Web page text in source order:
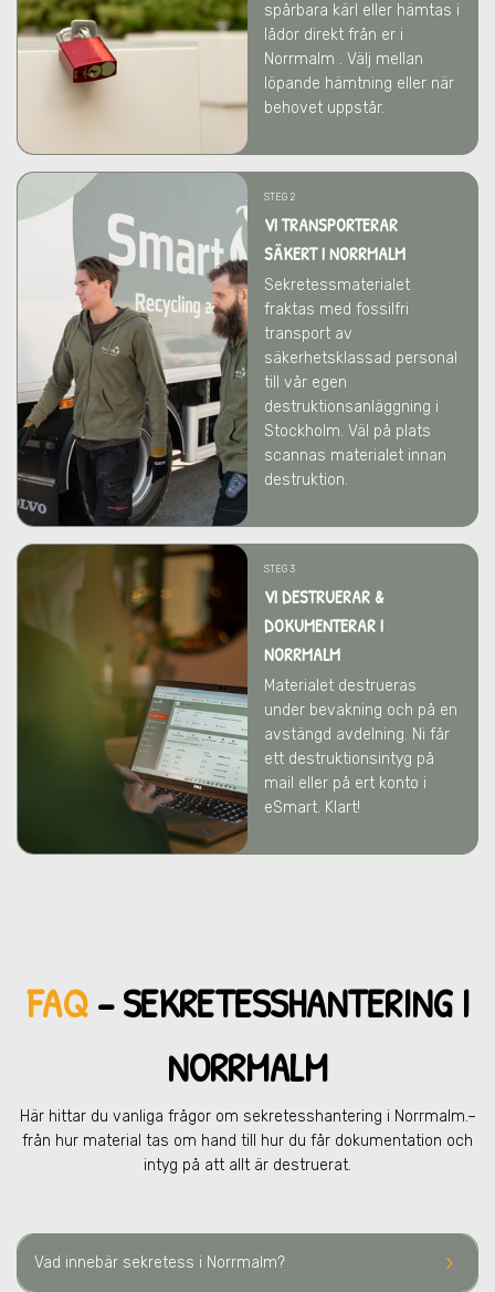
spårbara kärl eller hämtas i
lådor direkt från er i
Norrmalm . Välj mellan
löpande hämtning eller när
behovet uppstår.
STEG 2
VI TRANSPORTERAR
SÄKERT I NORRMALM
Sekretessmaterialet
fraktas med fossilfri
transport av
säkerhetsklassad personal
till vår egen
destruktionsanläggning i
Stockholm. Väl på plats
scannas materialet innan
destruktion.
STEG 3
VI DESTRUERAR &
DOKUMENTERAR I
NORRMALM
Materialet destrueras
under bevakning och på en
avstängd avdelning. Ni får
ett destruktionsintyg på
mail eller på ert konto i
eSmart. Klart!
FAQ– SEKRETESSHANTERING I
NORRMALM
Här hittar du vanliga frågor om sekretesshantering i Norrmalm.–
från hur material tas om hand till hur du får dokumentation och
intyg på att allt är destruerat.
keyboard_arrow_right
Vad innebär sekretess i Norrmalm?